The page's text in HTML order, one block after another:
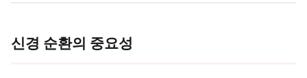
신경 순환의 중요성